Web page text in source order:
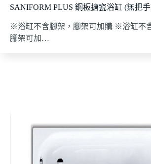
SANIFORM PLUS 鋼板搪瓷浴缸 (無把
※浴缸不含腳架，腳架可加購 ※浴缸不
腳架可加…